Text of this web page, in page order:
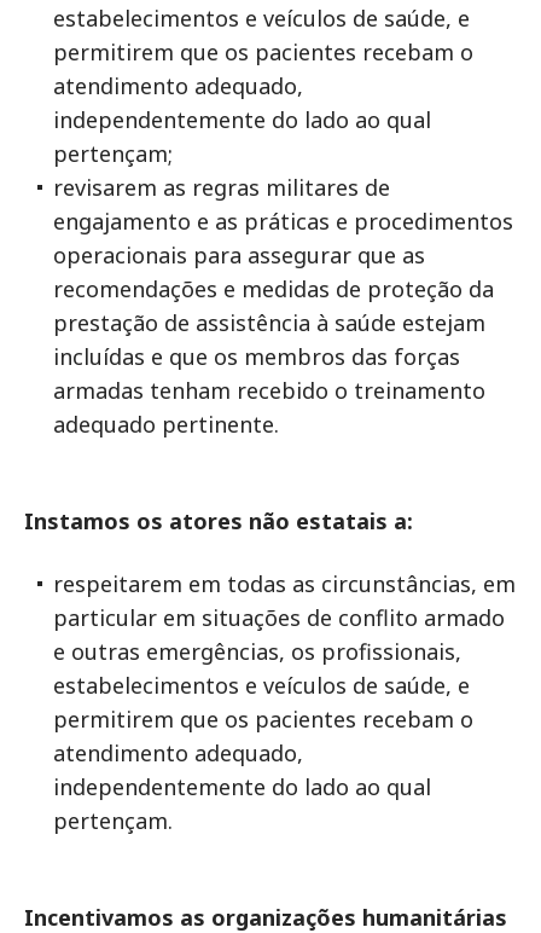
estabelecimentos e veículos de saúde, e
permitirem que os pacientes recebam o
atendimento adequado,
independentemente do lado ao qual
pertençam;
revisarem as regras militares de
engajamento e as práticas e procedimentos
operacionais para assegurar que as
recomendações e medidas de proteção da
prestação de assistência à saúde estejam
incluídas e que os membros das forças
armadas tenham recebido o treinamento
adequado pertinente.
Instamos os atores não estatais a:
respeitarem em todas as circunstâncias, em
particular em situações de conflito armado
e outras emergências, os profissionais,
estabelecimentos e veículos de saúde, e
permitirem que os pacientes recebam o
atendimento adequado,
independentemente do lado ao qual
pertençam.
Incentivamos as organizações humanitárias